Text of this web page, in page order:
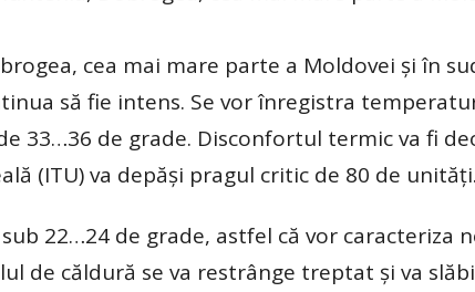
cea mai mare parte a Moldovei și în
să fie intens. Se vor înregistra
33…36 de grade. Disconfortul termic va fi
(ITU) va depăși pragul critic de 80 de unități.
22…24 de grade, astfel că vor caracteriza
de căldură se va restrânge treptat și va